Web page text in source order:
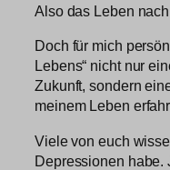
Also das Leben
Doch für mich
Lebens“ nicht nur
Zukunft, sondern
meinem Leben
Viele von euch
Depressionen habe.